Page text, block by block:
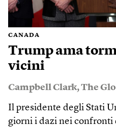
CANADA
Trump ama
vicini
Campbell Clark,The
Il presidente degli Stati
giorni i dazi nei confronti